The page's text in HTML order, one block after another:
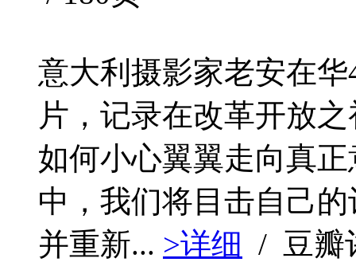
意大利摄影家老安在
片，记录在改革开放
如何小心翼翼走向真
中，我们将目击自己
并重新... >详细 / 豆瓣